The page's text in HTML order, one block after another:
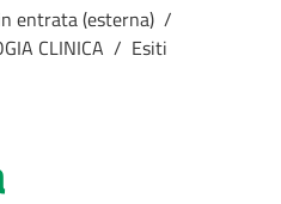
entrata (esterna) /
CLINICA / Esiti